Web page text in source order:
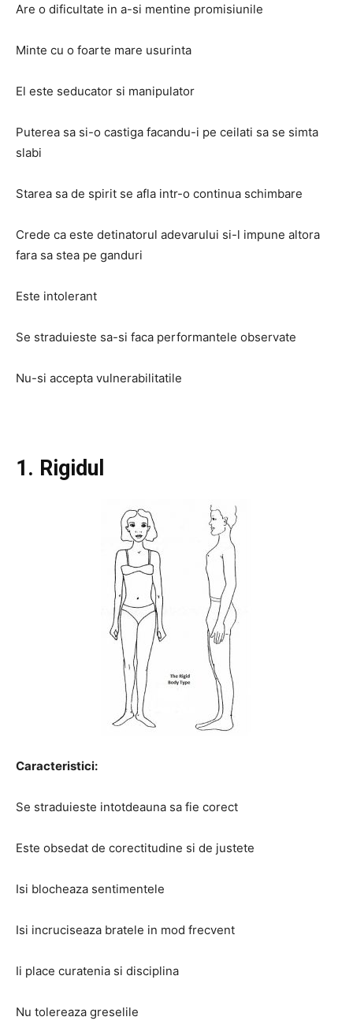
Are o dificultate in a-si mentine promisiunile
Minte cu o foarte mare usurinta
El este seducator si manipulator
Puterea sa si-o castiga facandu-i pe ceilati sa se simta
slabi
Starea sa de spirit se afla intr-o continua schimbare
Crede ca este detinatorul adevarului si-l impune altora
fara sa stea pe ganduri
Este intolerant
Se straduieste sa-si faca performantele observate
Nu-si accepta vulnerabilitatile
1. Rigidul
Caracteristici:
Se straduieste intotdeauna sa fie corect
Este obsedat de corectitudine si de justete
Isi blocheaza sentimentele
Isi incruciseaza bratele in mod frecvent
Ii place curatenia si disciplina
Nu tolereaza greselile